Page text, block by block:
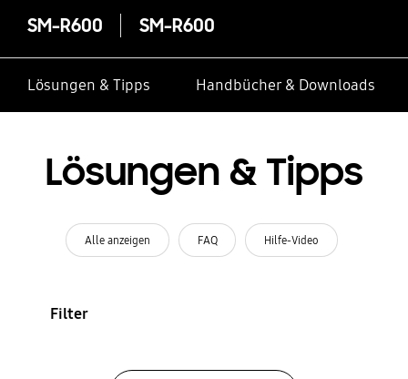
SM-R600 SM-R600
Lösungen & Tipps Handbücher & Downloads
Lösungen & Tipps
Alle anzeigen FAQ Hilfe-Video
Filter